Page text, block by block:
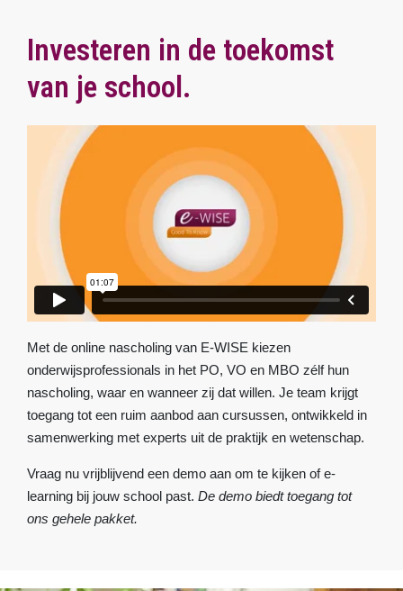
Investeren in de toekomst
van je school.
Met de online nascholing van E-WISE kiezen
onderwijsprofessionals in het PO, VO en MBO zélf hun
nascholing, waar en wanneer zij dat willen. Je team krijgt
toegang tot een ruim aanbod aan cursussen, ontwikkeld in
samenwerking met experts uit de praktijk en wetenschap.
Vraag nu vrijblijvend een demo aan om te kijken of e-
learning bij jouw school past. De demo biedt toegang tot
ons gehele pakket.